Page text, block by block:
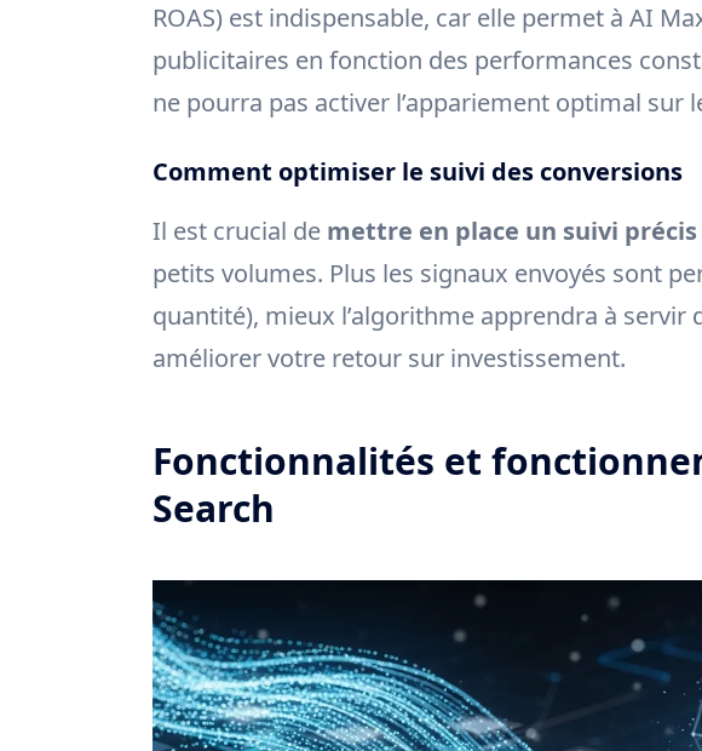
ROAS) est indispensable, car elle permet à AI
publicitaires en fonction des performances
ne pourra pas activer l’appariement optimal sur
Comment optimiser le suivi des conversions
Il est crucial de mettre en place un suivi précis
petits volumes. Plus les signaux envoyés sont
quantité), mieux l’algorithme apprendra à servir
améliorer votre retour sur investissement.
Fonctionnalités et
Search